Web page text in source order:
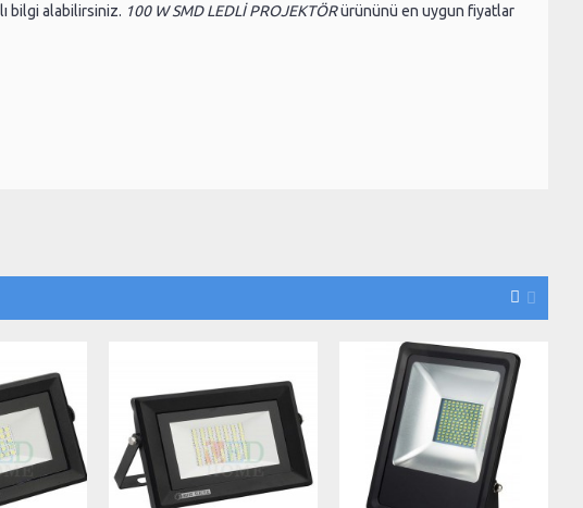
bilgi alabilirsiniz. 100 W SMD LEDLİ PROJEKTÖRürününü en uygun fiyatlar